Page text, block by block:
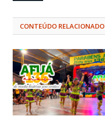
CONTEÚDO RELACIONADO